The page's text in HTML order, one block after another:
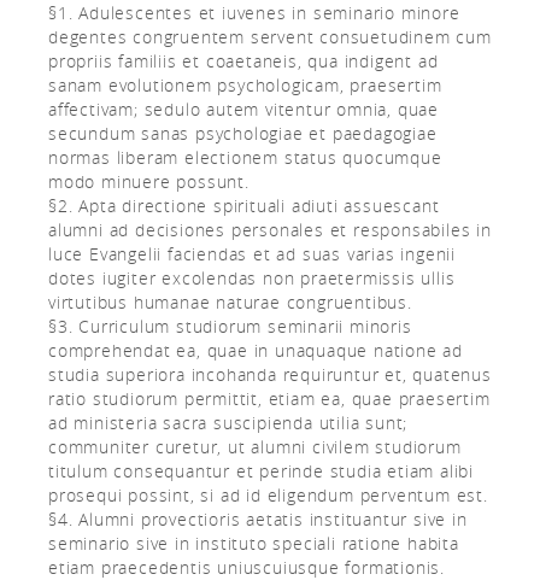
§1. Adulescentes et iuvenes in seminario minore
degentes congruentem servent consuetudinem cum
propriis familiis et coaetaneis, qua indigent ad
sanam evolutionem psychologicam, praesertim
affectivam; sedulo autem vitentur omnia, quae
secundum sanas psychologiae et paedagogiae
normas liberam electionem status quocumque
modo minuere possunt.
§2. Apta directione spirituali adiuti assuescant
alumni ad decisiones personales et responsabiles in
luce Evangelii faciendas et ad suas varias ingenii
dotes iugiter excolendas non praetermissis ullis
virtutibus humanae naturae congruentibus.
§3. Curriculum studiorum seminarii minoris
comprehendat ea, quae in unaquaque natione ad
studia superiora incohanda requiruntur et, quatenus
ratio studiorum permittit, etiam ea, quae praesertim
ad ministeria sacra suscipienda utilia sunt;
communiter curetur, ut alumni civilem studiorum
titulum consequantur et perinde studia etiam alibi
prosequi possint, si ad id eligendum perventum est.
§4. Alumni provectioris aetatis instituantur sive in
seminario sive in instituto speciali ratione habita
etiam praecedentis uniuscuiusque formationis.